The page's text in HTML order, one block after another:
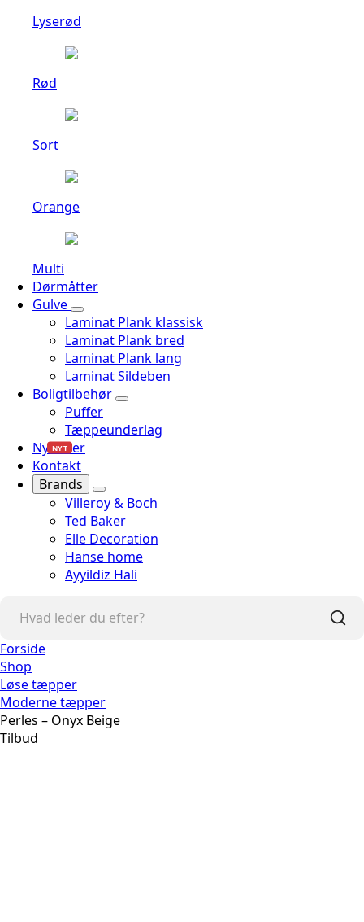
Lyserød
Rød
Sort
Orange
Multi
Dørmåtter
Gulve
Laminat Plank klassisk
Laminat Plank bred
Laminat Plank lang
Laminat Sildeben
Boligtilbehør
Puffer
Tæppeunderlag
Nyheder
NYT
Kontakt
Brands
Villeroy & Boch
Ted Baker
Elle Decoration
Hanse home
Ayyildiz Hali
Forside
Shop
Løse tæpper
Moderne tæpper
Perles – Onyx Beige
Tilbud